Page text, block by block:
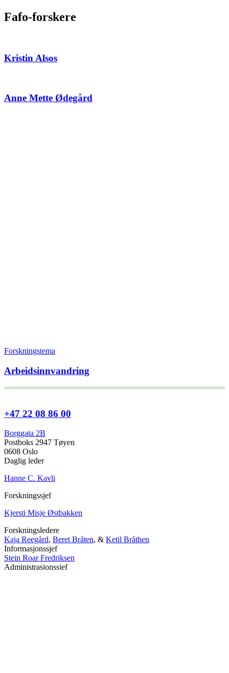
Fafo-forskere
Kristin Alsos
Anne Mette Ødegård
Forskningstema
Arbeidsinnvandring
+47 22 08 86 00
Borggata 2B
Postboks 2947 Tøyen
0608 Oslo
Daglig leder
Hanne C. Kavli
Forskningssjef
Kjersti Misje Østbakken
Forskningsledere
Kaja Reegård, Beret Bråten, & Ketil Bråthen
Informasjonssjef
Stein Roar Fredriksen
Administrasjonssjef